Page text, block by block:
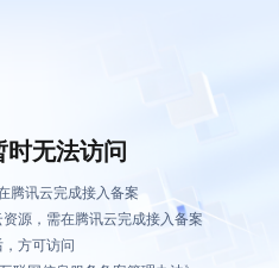
时无法访问
腾讯云完成接入备案
源，需在腾讯云完成接入备案
，方可访问